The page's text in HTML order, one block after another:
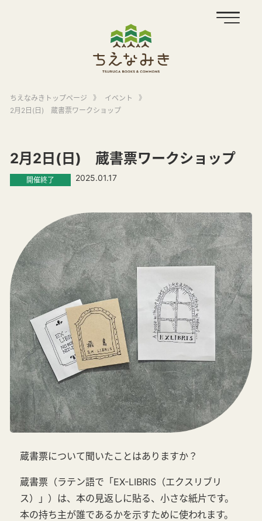
ちえなみきトップページ 》 イベント
》
2月2日(日) 蔵書票ワークショップ
2月2日(日) 蔵書票ワークショップ
開催終了 2025.01.17
蔵書票について聞いたことはありますか？
蔵書票（ラテン語で「EX-LIBRIS（エクスリブリ
ス）」）は、本の見返しに貼る、小さな紙片です。
本の持ち主が誰であるかを示すために使われます。